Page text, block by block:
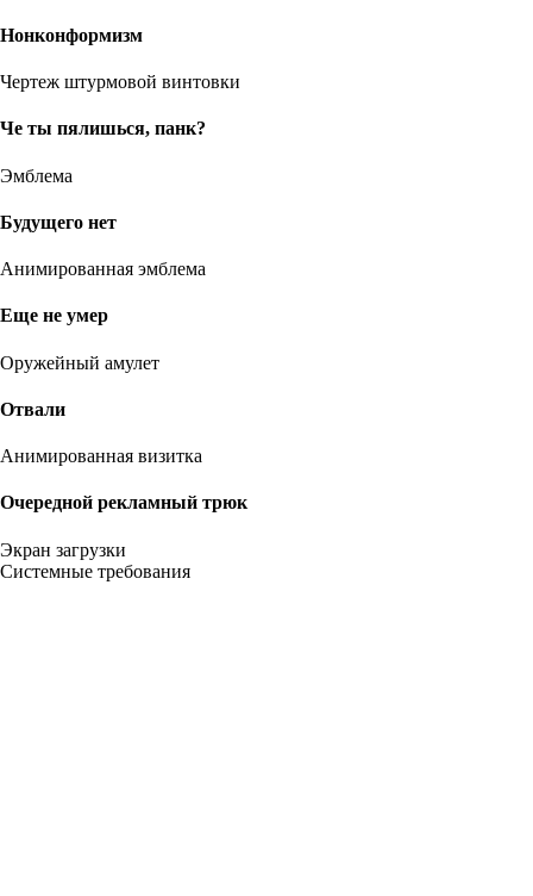
Нонконформизм
Чертеж штурмовой винтовки
Че ты пялишься, панк?
Эмблема
Будущего нет
Анимированная эмблема
Еще не умер
Оружейный амулет
Отвали
Анимированная визитка
Очередной рекламный трюк
Экран загрузки
Системные требования